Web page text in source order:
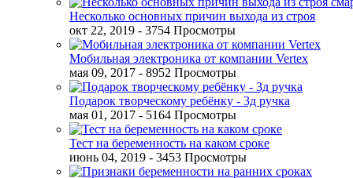
Несколько основных причин выхода из строя
окт 22, 2019 - 3754 Просмотры
Мобильная электроника от компании Vertex
мая 09, 2017 - 8952 Просмотры
Подарок творческому ребёнку - 3д ручка
мая 01, 2017 - 5164 Просмотры
Тест на беременность на каком сроке
июнь 04, 2019 - 3453 Просмотры